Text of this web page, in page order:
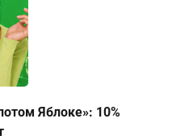
Яблоке»: 10%